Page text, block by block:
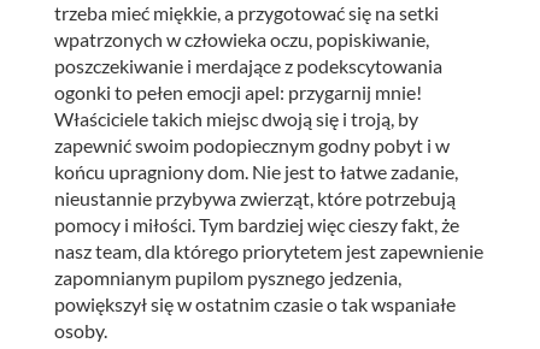
trzeba mieć miękkie, a przygotować się na setki
wpatrzonych w człowieka oczu, popiskiwanie,
poszczekiwanie i merdające z podekscytowania
ogonki to pełen emocji apel: przygarnij mnie!
Właściciele takich miejsc dwoją się i troją, by
zapewnić swoim podopiecznym godny pobyt i w
końcu upragniony dom. Nie jest to łatwe zadanie,
nieustannie przybywa zwierząt, które potrzebują
pomocy i miłości. Tym bardziej więc cieszy fakt, że
nasz team, dla którego priorytetem jest zapewnienie
zapomnianym pupilom pysznego jedzenia,
powiększył się w ostatnim czasie o tak wspaniałe
osoby.